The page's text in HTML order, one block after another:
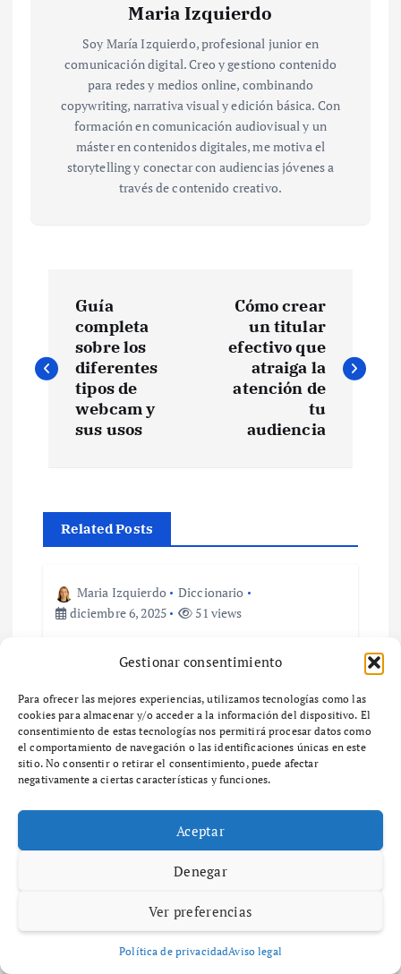
Gestionar consentimiento
Para ofrecer las mejores experiencias, utilizamos tecnologías como las
cookies para almacenar y/o acceder a la información del dispositivo. El
consentimiento de estas tecnologías nos permitirá procesar datos como
el comportamiento de navegación o las identificaciones únicas en este
sitio. No consentir o retirar el consentimiento, puede afectar
negativamente a ciertas características y funciones.
Aceptar
Denegar
Ver preferencias
Política de privacidadAviso legal
Maria Izquierdo
Soy María Izquierdo, profesional junior en
comunicación digital. Creo y gestiono contenido
para redes y medios online, combinando
copywriting, narrativa visual y edición básica. Con
formación en comunicación audiovisual y un
máster en contenidos digitales, me motiva el
storytelling y conectar con audiencias jóvenes a
través de contenido creativo.
v
a
c
n
d
e
e
n
r
Guía
completa
sobre los
diferentes
tipos de
webcam y
sus usos
Cómo crear
un titular
efectivo que
atraiga la
atención de
tu
audiencia
Related Posts
Maria Izquierdo
Diccionario
diciembre 6, 2025
51 views
desarrollo urbano en tu
comunidad?
¿Qué es el Zoning y por qué es importante en
el desarrollo urbano? ¿Qué es el zoning y por
qué es importante en el desarrollo urbano? El
zoning es un…
Maria Izquierdo
Diccionario
Guía completa sobre zonas de